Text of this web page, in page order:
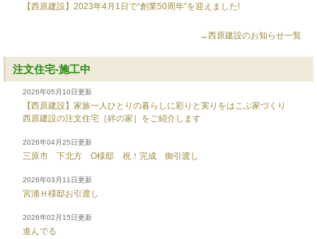
【西原建設】2023年4月1日で“創業50周年”を迎えました!
→西原建設のお知らせ一覧
注文住宅-施工中
2026年05月10日更新
【西原建設】家族一人ひとりの暮らしに彩りと実りをはこぶ家づくり
西原建設の注文住宅［絆の家］をご紹介します
2026年04月25日更新
三原市 下北方 O様邸 祝！完成 御引渡し
2026年03月11日更新
宮浦Ｈ様邸お引渡し
2026年02月15日更新
進んでる